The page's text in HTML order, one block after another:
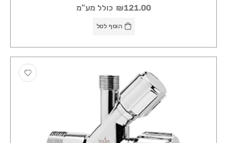
₪121.00 כולל מע"מ
הוסף לסל